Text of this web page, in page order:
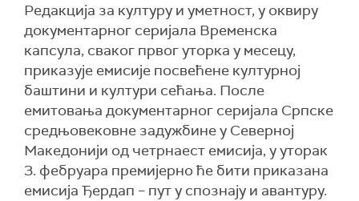
Редакција за културу и уметност, у оквиру
документарног серијала Временска
капсула, сваког првог уторка у месецу,
приказује емисије посвећене културној
баштини и култури сећања. После
емитовања документарног серијала Српске
средњовековне задужбине у Северној
Македонији од четрнаест емисија, у уторак
3. фебруара премијерно ће бити приказана
емисија Ђердап – пут у спознају и авантуру.